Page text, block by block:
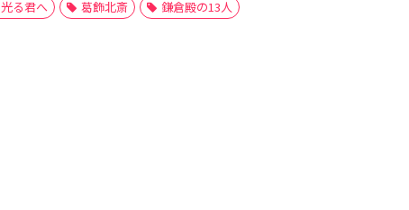
光る君へ 葛飾北斎 鎌倉殿の13人